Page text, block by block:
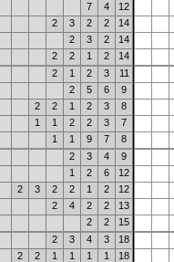
7
4
12
2
3 2 2
14
2
3 2
14
2
2 1 2
14
2
1 2 3
11
2
5 6
9
2
2 1 2 3
8
1
1 2 2 3
7
1
1 9 7
8
2
3 4
9
1
2 6
12
2
3 2 2 1 2
12
2
4 2 2
13
2
2
15
2
3 4 3
18
2
2 1 1 1 1
18